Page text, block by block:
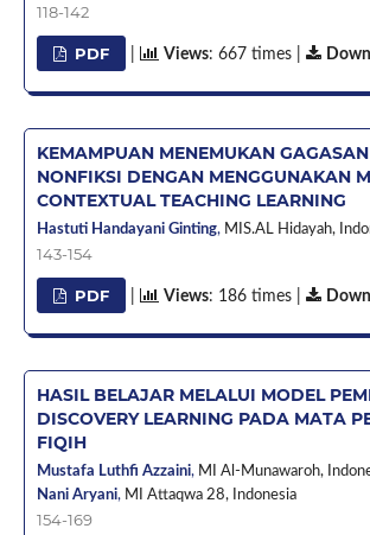
118-142
PDF Views: 667 times |
KEMAMPUAN MENEMUKAN
NONFIKSI DENGAN MENGGUNAKAN
CONTEXTUAL TEACHING LEARNING
Hastuti Handayani Ginting, MIS.AL Hidayah,
143-154
PDF Views: 186 times |
HASIL BELAJAR MELALUI MODEL
DISCOVERY LEARNING PADA MATA
FIQIH
Mustafa Luthfi Azzaini, MI Al-Munawaroh,
Nani Aryani, MI Attaqwa 28, Indonesia
154-169